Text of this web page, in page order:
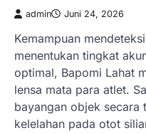
admin Juni 24, 2026
Kemampuan
menentukan tingkat
optimal, Bapomi Lahat
lensa mata para atlet.
bayangan objek secara
kelelahan pada otot